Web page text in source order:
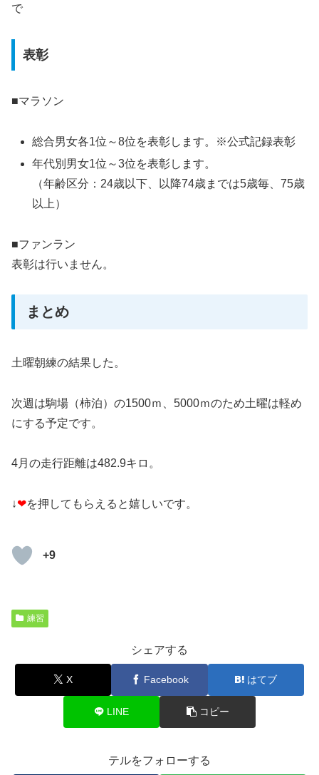
で
表彰
■マラソン
総合男女各1位～8位を表彰します。※公式記録表彰
年代別男女1位～3位を表彰します。
（年齢区分：24歳以下、以降74歳までは5歳毎、75歳
以上）
■ファンラン
表彰は行いません。
まとめ
土曜朝練の結果した。
次週は駒場（柿泊）の1500ｍ、5000ｍのため土曜は軽め
にする予定です。
4月の走行距離は482.9キロ。
↓❤を押してもらえると嬉しいです。
+9
練習
シェアする
X Facebook はてブ
LINE コピー
テルをフォローする